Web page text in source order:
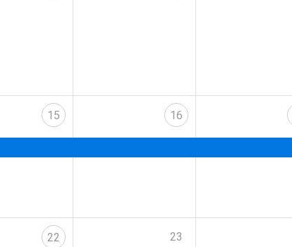
15 16
22 23